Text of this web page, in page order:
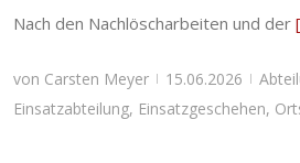
Nach den Nachlöscharbeiten und der
von Carsten Meyer | 15.06.2026 |
Einsatzabteilung, Einsatzgeschehen,